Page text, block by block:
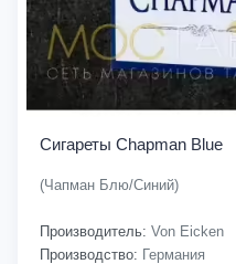
Сигареты Chapman Blue
(Чапман Блю/Синий)
Производитель: Von Eicken
Производство: Германия